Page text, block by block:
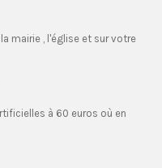
mairie , l'église et sur votre
à 60 euros où en